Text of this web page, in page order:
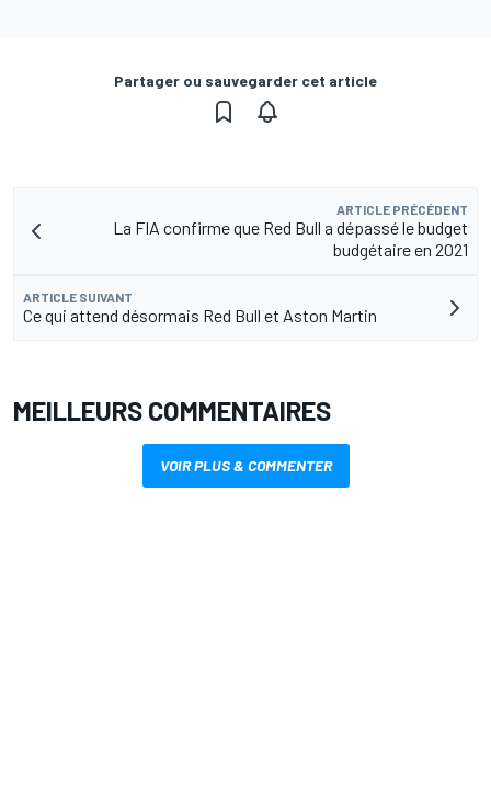
Partager ou sauvegarder cet article
ARTICLE PRÉCÉDENT
La FIA confirme que Red Bull a dépassé le budget
budgétaire en 2021
ARTICLE SUIVANT
Ce qui attend désormais Red Bull et Aston Martin
MEILLEURS COMMENTAIRES
VOIR PLUS & COMMENTER